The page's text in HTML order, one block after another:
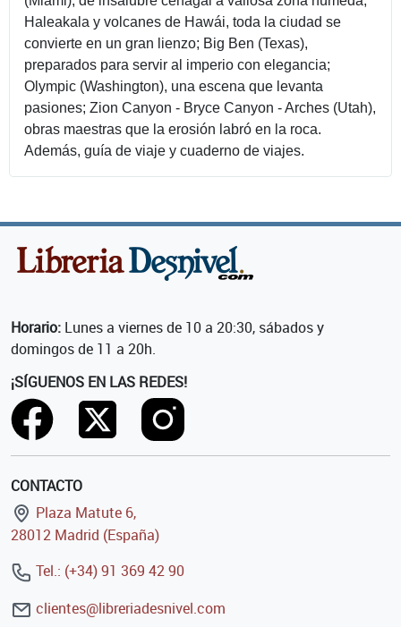
Haleakala y volcanes de Hawái, toda la ciudad se
convierte en un gran lienzo; Big Ben (Texas),
preparados para servir al imperio con elegancia;
Olympic (Washington), una escena que levanta
pasiones; Zion Canyon - Bryce Canyon - Arches (Utah),
obras maestras que la erosión labró en la roca.
Además, guía de viaje y cuaderno de viajes.
Horario: Lunes a viernes de 10 a 20:30, sábados y
domingos de 11 a 20h.
¡SÍGUENOS EN LAS REDES!
CONTACTO
Plaza Matute 6,
28012 Madrid (España)
Tel.: (+34) 91 369 42 90
clientes@libreriadesnivel.com